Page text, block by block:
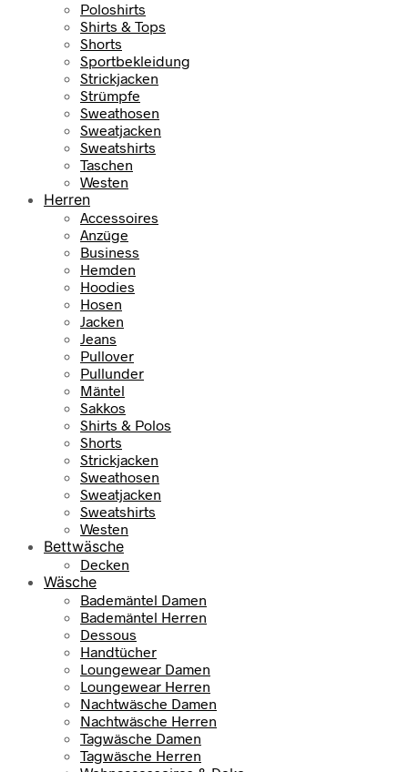
Poloshirts
Shirts & Tops
Shorts
Sportbekleidung
Strickjacken
Strümpfe
Sweathosen
Sweatjacken
Sweatshirts
Taschen
Westen
Herren
Accessoires
Anzüge
Business
Hemden
Hoodies
Hosen
Jacken
Jeans
Pullover
Pullunder
Mäntel
Sakkos
Shirts & Polos
Shorts
Strickjacken
Sweathosen
Sweatjacken
Sweatshirts
Westen
Bettwäsche
Decken
Wäsche
Bademäntel Damen
Bademäntel Herren
Dessous
Handtücher
Loungewear Damen
Loungewear Herren
Nachtwäsche Damen
Nachtwäsche Herren
Tagwäsche Damen
Tagwäsche Herren